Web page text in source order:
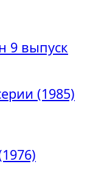
9 выпуск
(1985)